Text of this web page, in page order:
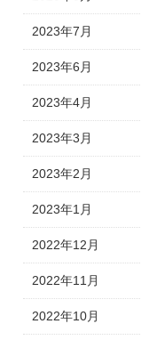
2023年7月
2023年6月
2023年4月
2023年3月
2023年2月
2023年1月
2022年12月
2022年11月
2022年10月